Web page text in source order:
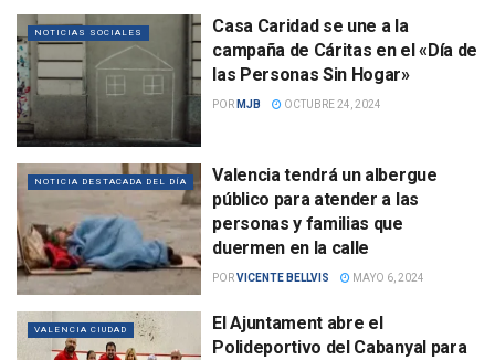
NOTICIAS SOCIALES
Casa Caridad se une a la
campaña de Cáritas en el «Día de
las Personas Sin Hogar»
POR MJB OCTUBRE 24, 2024
NOTICIA DESTACADA DEL DÍA
Valencia tendrá un albergue
público para atender a las
personas y familias que
duermen en la calle
PORVICENTE BELLVIS MAYO 6, 2024
VALENCIA CIUDAD
El Ajuntament abre el
Polideportivo del Cabanyal para